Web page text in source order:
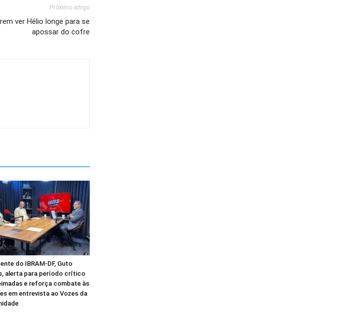
Próximo artigo
ver Hélio longe para se
apossar do cofre
do IBRAM-DF, Guto
alerta para período crítico
e reforça combate às
em entrevista ao Vozes da